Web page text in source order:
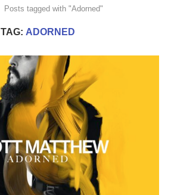
Posts tagged with "Adorned"
TAG: ADORNED